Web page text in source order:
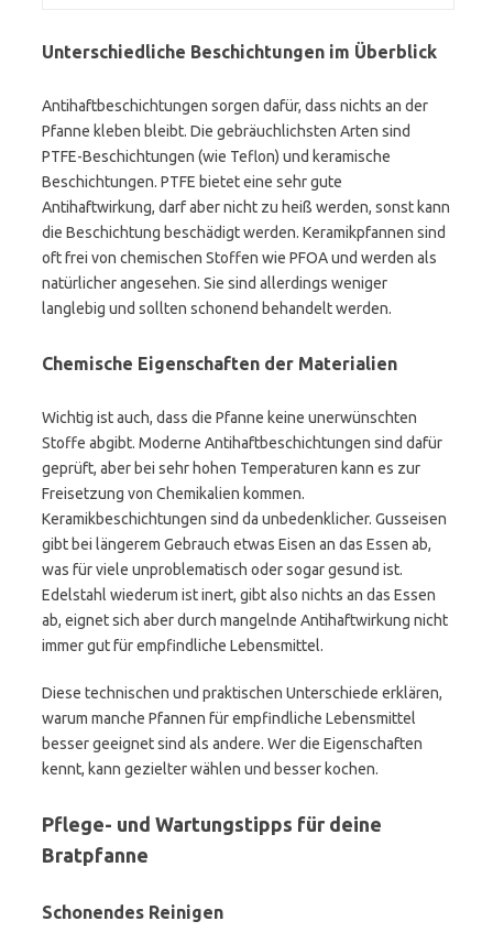
Unterschiedliche Beschichtungen im Überblick
Antihaftbeschichtungen sorgen dafür, dass nichts an der
Pfanne kleben bleibt. Die gebräuchlichsten Arten sind
PTFE-Beschichtungen (wie Teflon) und keramische
Beschichtungen. PTFE bietet eine sehr gute
Antihaftwirkung, darf aber nicht zu heiß werden, sonst kann
die Beschichtung beschädigt werden. Keramikpfannen sind
oft frei von chemischen Stoffen wie PFOA und werden als
natürlicher angesehen. Sie sind allerdings weniger
langlebig und sollten schonend behandelt werden.
Chemische Eigenschaften der Materialien
Wichtig ist auch, dass die Pfanne keine unerwünschten
Stoffe abgibt. Moderne Antihaftbeschichtungen sind dafür
geprüft, aber bei sehr hohen Temperaturen kann es zur
Freisetzung von Chemikalien kommen.
Keramikbeschichtungen sind da unbedenklicher. Gusseisen
gibt bei längerem Gebrauch etwas Eisen an das Essen ab,
was für viele unproblematisch oder sogar gesund ist.
Edelstahl wiederum ist inert, gibt also nichts an das Essen
ab, eignet sich aber durch mangelnde Antihaftwirkung nicht
immer gut für empfindliche Lebensmittel.
Diese technischen und praktischen Unterschiede erklären,
warum manche Pfannen für empfindliche Lebensmittel
besser geeignet sind als andere. Wer die Eigenschaften
kennt, kann gezielter wählen und besser kochen.
Pflege- und Wartungstipps für deine
Bratpfanne
Schonendes Reinigen